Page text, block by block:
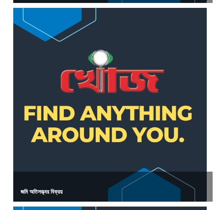
জমি অতিসত্ত্বর বিক্রয়